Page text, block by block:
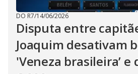
DO R7/14/06/2026
Disputa entre
Joaquim desativam
'Veneza brasileira’ e